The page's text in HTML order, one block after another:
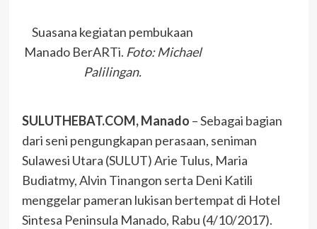
Suasana kegiatan pembukaan
Manado BerARTi. Foto: Michael
Palilingan.
SULUTHEBAT.COM, Manado – Sebagai bagian
dari seni pengungkapan perasaan, seniman
Sulawesi Utara (SULUT) Arie Tulus, Maria
Budiatmy, Alvin Tinangon serta Deni Katili
menggelar pameran lukisan bertempat di Hotel
Sintesa Peninsula Manado, Rabu (4/10/2017).